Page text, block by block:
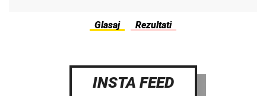
INSTA FEED